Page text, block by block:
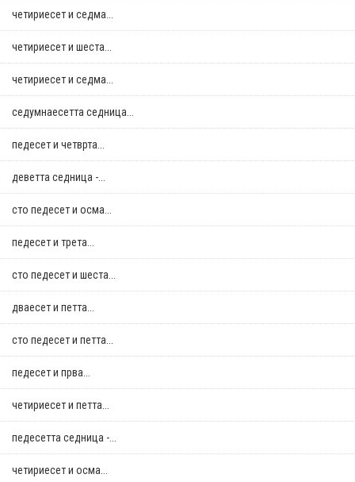
четириесет и седма...
четириесет и шеста...
четириесет и седма...
седумнаесетта седница...
педесет и четврта...
деветта седница -...
сто педесет и осма...
педесет и трета...
сто педесет и шеста...
дваесет и петта...
сто педесет и петта...
педесет и прва...
четириесет и петта...
педесетта седница -...
четириесет и осма...